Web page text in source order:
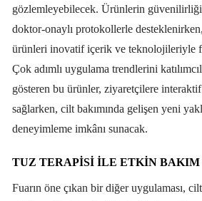
gözlemleyebilecek. Ürünlerin
doktor-onaylı protokollerle
ürünleri inovatif içerik ve teknolojileriyle
Çok adımlı uygulama trendlerini
gösteren bu ürünler, ziyaretçilere
sağlarken, cilt bakımında gelişen yeni
deneyimleme imkânı sunacak.
TUZ TERAPİSİ İLE ETKİN
Fuarın öne çıkan bir diğer uygulaması,